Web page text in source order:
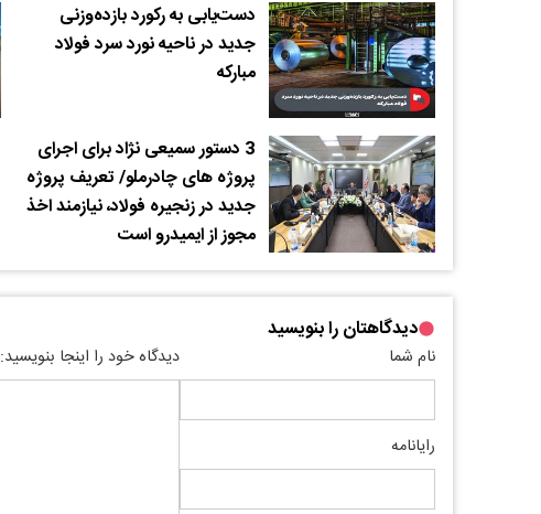
دست‌یابی به رکورد بازده‌وزنی
جدید در ناحیه نورد سرد فولاد
مبارکه
3 دستور سمیعی نژاد برای اجرای
پروژه های چادرملو/ تعریف پروژه
جدید در زنجیره فولاد، نیازمند اخذ
مجوز از ایمیدرو است
دیدگاهتان را بنویسید
نام شما
رایانامه
دیدگاه خود را اینجا بنویسید: